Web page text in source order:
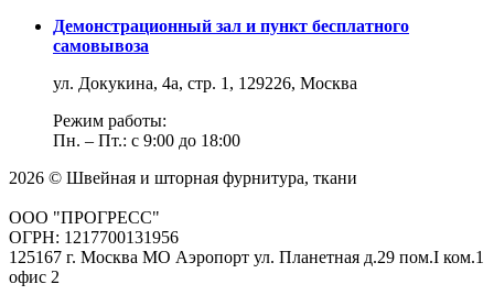
Демонстрационный зал и пункт бесплатного
самовывоза
ул. Докукина, 4а, стр. 1, 129226, Москва
Режим работы:
Пн. – Пт.: с 9:00 до 18:00
2026 © Швейная и шторная фурнитура, ткани
ООО "ПРОГРЕСС"
ОГРН: 1217700131956
125167 г. Москва МО Аэропорт ул. Планетная д.29 пом.I ком.1
офис 2